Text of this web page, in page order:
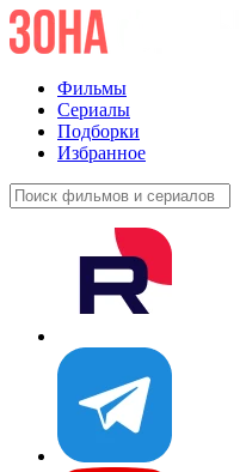
Фильмы
Сериалы
Подборки
Избранное